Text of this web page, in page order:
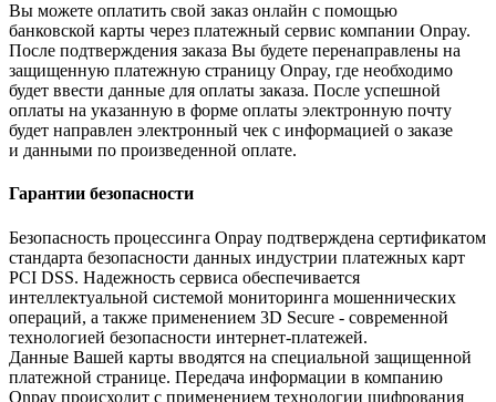
Вы можете оплатить свой заказ онлайн с помощью
банковской карты через платежный сервис компании Onpay.
После подтверждения заказа Вы будете перенаправлены на
защищенную платежную страницу Onpay, где необходимо
будет ввести данные для оплаты заказа. После успешной
оплаты на указанную в форме оплаты электронную почту
будет направлен электронный чек с информацией о заказе
и данными по произведенной оплате.
Гарантии безопасности
Безопасность процессинга Onpay подтверждена сертификатом
стандарта безопасности данных индустрии платежных карт
PCI DSS. Надежность сервиса обеспечивается
интеллектуальной системой мониторинга мошеннических
операций, а также применением 3D Secure - современной
технологией безопасности интернет-платежей.
Данные Вашей карты вводятся на специальной защищенной
платежной странице. Передача информации в компанию
Onpay происходит с применением технологии шифрования